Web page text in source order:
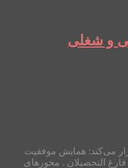
و شغلی
می‌کند: همایش موفقیت
التحصیلان . محورهای